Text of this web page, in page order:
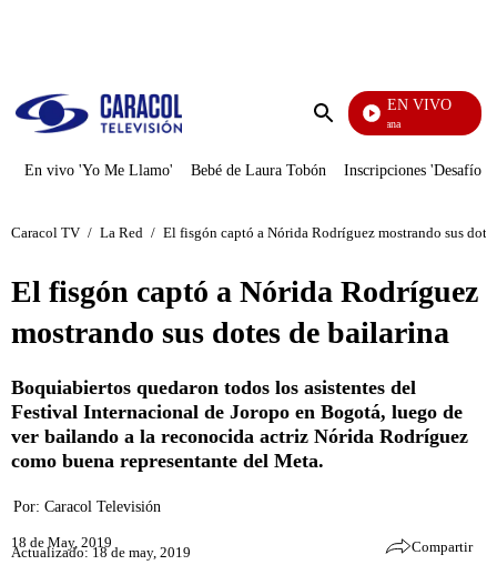
Enviar
EN VIVO
Ciudad Lejana
En vivo 'Yo Me Llamo' Bebé de Laura Tobón Inscripciones 'Desafío'
Caracol TV / La Red / El fisgón captó a Nórida Rodríguez mostrando sus
El fisgón captó a Nórida Rodríguez
mostrando sus dotes de bailarina
Boquiabiertos quedaron todos los asistentes del
Festival Internacional de Joropo en Bogotá, luego de
ver bailando a la reconocida actriz Nórida Rodríguez
como buena representante del Meta.
Por: Caracol Televisión
18 de May, 2019
Actualizado: 18 de may, 2019 Compartir